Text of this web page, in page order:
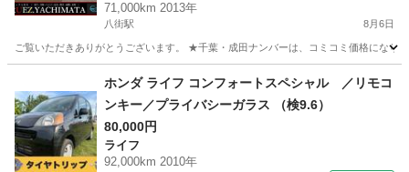
71,000km 2013年
八街駅 8月6日
ご覧いただきありがとうございます。 ★千葉・成田ナンバーは、コミコミ価格にな
八街駅 フリード フリードハイブリッド
ホンダ ライフ コンフォートスペシャル ／リモコ
ンキー／プライバシーガラス （検9.6）
80,000円
ライフ
92,000km 2010年